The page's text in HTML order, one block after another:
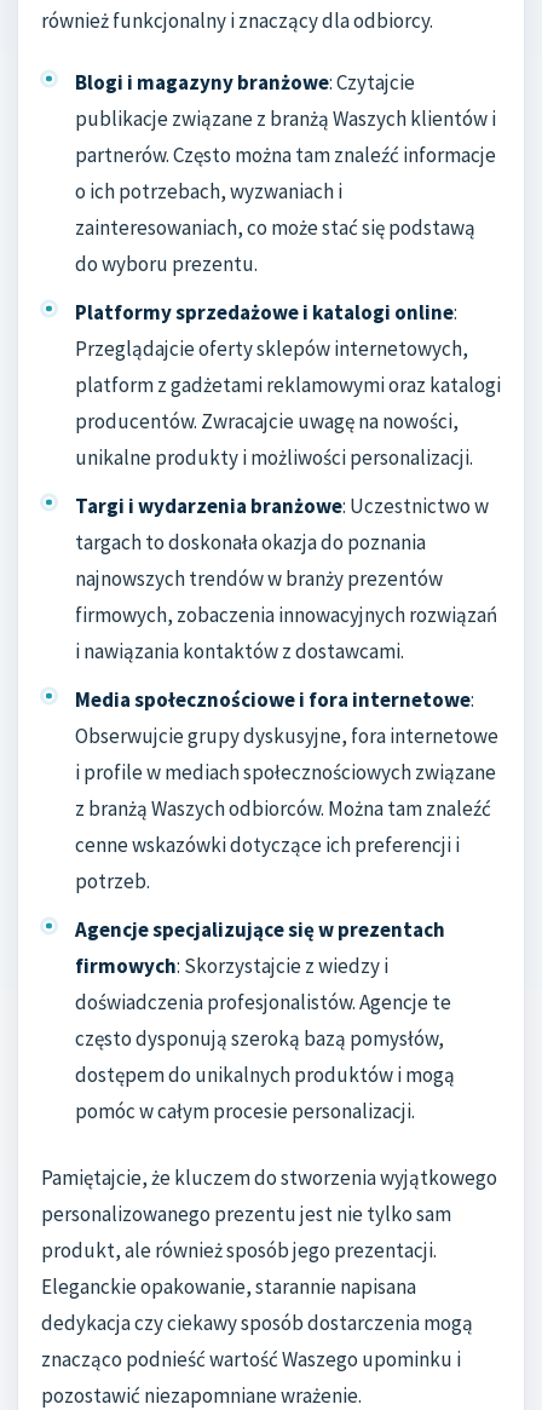
również funkcjonalny i znaczący dla odbiorcy.
Blogi i magazyny branżowe: Czytajcie
publikacje związane z branżą Waszych klientów i
partnerów. Często można tam znaleźć informacje
o ich potrzebach, wyzwaniach i
zainteresowaniach, co może stać się podstawą
do wyboru prezentu.
Platformy sprzedażowe i katalogi online:
Przeglądajcie oferty sklepów internetowych,
platform z gadżetami reklamowymi oraz katalogi
producentów. Zwracajcie uwagę na nowości,
unikalne produkty i możliwości personalizacji.
Targi i wydarzenia branżowe: Uczestnictwo w
targach to doskonała okazja do poznania
najnowszych trendów w branży prezentów
firmowych, zobaczenia innowacyjnych rozwiązań
i nawiązania kontaktów z dostawcami.
Media społecznościowe i fora internetowe:
Obserwujcie grupy dyskusyjne, fora internetowe
i profile w mediach społecznościowych związane
z branżą Waszych odbiorców. Można tam znaleźć
cenne wskazówki dotyczące ich preferencji i
potrzeb.
Agencje specjalizujące się w prezentach
firmowych: Skorzystajcie z wiedzy i
doświadczenia profesjonalistów. Agencje te
często dysponują szeroką bazą pomysłów,
dostępem do unikalnych produktów i mogą
pomóc w całym procesie personalizacji.
Pamiętajcie, że kluczem do stworzenia wyjątkowego
personalizowanego prezentu jest nie tylko sam
produkt, ale również sposób jego prezentacji.
Eleganckie opakowanie, starannie napisana
dedykacja czy ciekawy sposób dostarczenia mogą
znacząco podnieść wartość Waszego upominku i
pozostawić niezapomniane wrażenie.